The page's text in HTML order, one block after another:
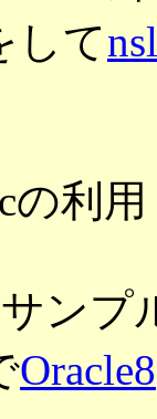
して
の利用
サン
Oracle8